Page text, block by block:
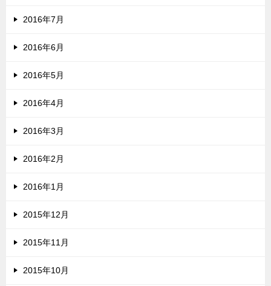
2016年7月
2016年6月
2016年5月
2016年4月
2016年3月
2016年2月
2016年1月
2015年12月
2015年11月
2015年10月